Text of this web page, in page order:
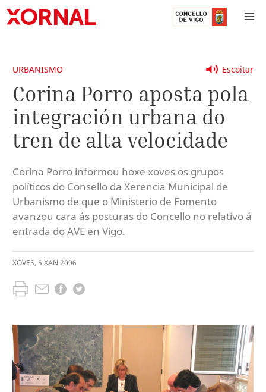
Escoitar
URBANISMO
Corina Porro aposta pola
integración urbana do
tren de alta velocidade
Corina Porro informou hoxe xoves os grupos
políticos do Consello da Xerencia Municipal de
Urbanismo de que o Ministerio de Fomento
avanzou cara ás posturas do Concello no relativo á
entrada do AVE en Vigo.
XOVES, 5 XAN 2006